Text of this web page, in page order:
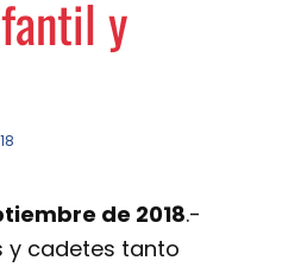
y
de 2018.-
y cadetes tanto